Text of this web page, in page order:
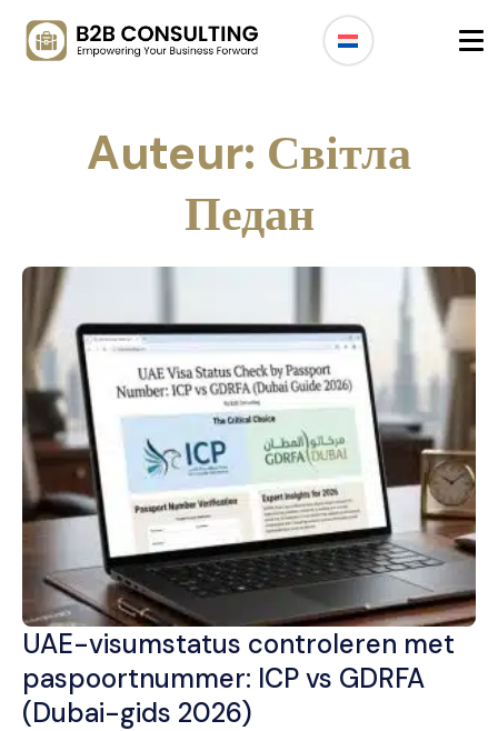
Auteur: Світла
Педан
UAE-visumstatus controleren met
paspoortnummer: ICP vs GDRFA
(Dubai-gids 2026)